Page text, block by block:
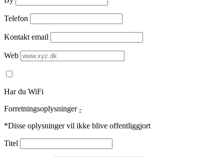
Telefon
Kontakt email
Web
Har du WiFi
Forretningsoplysninger -
*Disse oplysninger vil ikke blive offentliggjort
Titel